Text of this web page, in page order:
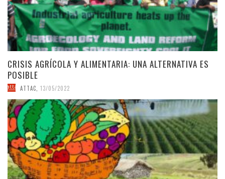
CRISIS AGRÍCOLA Y ALIMENTARIA: UNA ALTERNATIVA ES
POSIBLE
ATTAC 13/05/2022